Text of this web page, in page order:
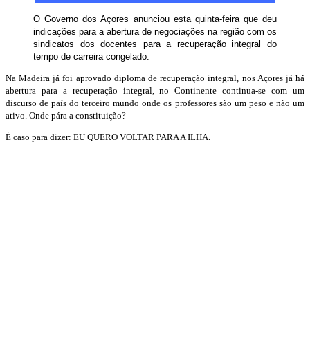
O Governo dos Açores anunciou esta quinta-feira que deu
indicações para a abertura de negociações na região com os
sindicatos dos docentes para a recuperação integral do
tempo de carreira congelado.
Na Madeira já foi aprovado diploma de recuperação integral, nos Açores já há
abertura para a recuperação integral, no Continente continua-se com um
discurso de país do terceiro mundo onde os professores são um peso e não um
ativo. Onde pára a constituição?
É caso para dizer: EU QUERO VOLTAR PARA A ILHA.